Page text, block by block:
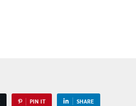
PIN IT SHARE